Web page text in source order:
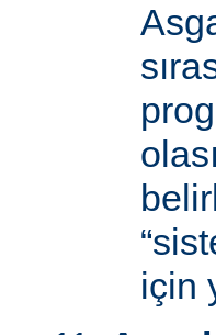
için